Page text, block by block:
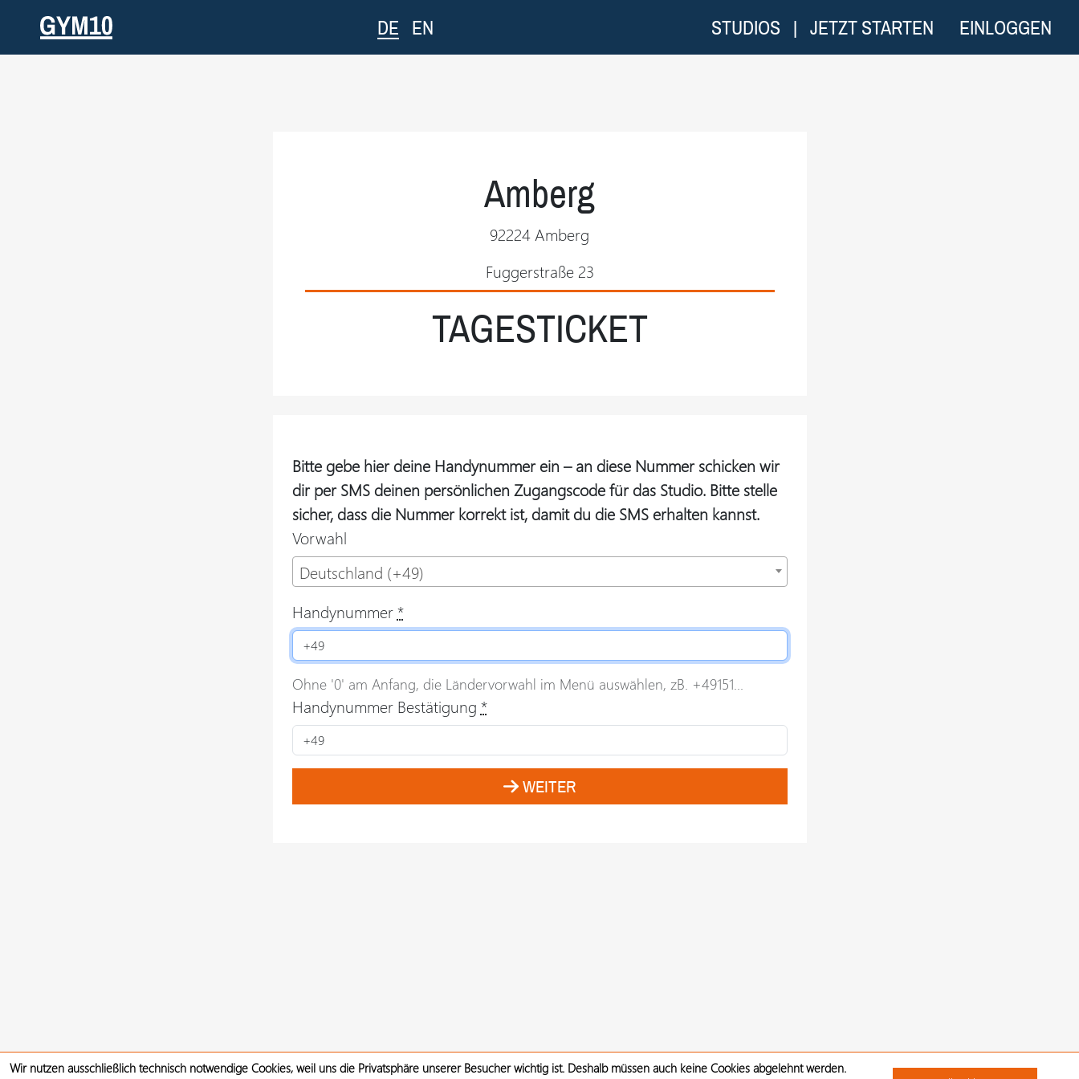
DE EN STUDIOS | JETZT STARTEN EINLOGGEN
Amberg
92224 Amberg
Fuggerstraße 23
TAGESTICKET
Bitte gebe hier deine Handynummer ein – an diese Nummer schicken wir
dir per SMS deinen persönlichen Zugangscode für das Studio. Bitte stelle
sicher, dass die Nummer korrekt ist, damit du die SMS erhalten kannst.
Vorwahl
Deutschland (+49)
Handynummer*
Ohne '0' am Anfang, die Ländervorwahl im Menü auswählen, zB. +49151...
Handynummer Bestätigung *
WEITER
Wir nutzen ausschließlich technisch notwendige Cookies, weil uns die Privatsphäre unserer Besucher wichtig ist. Deshalb müssen auch keine Cookies abgelehnt werden.